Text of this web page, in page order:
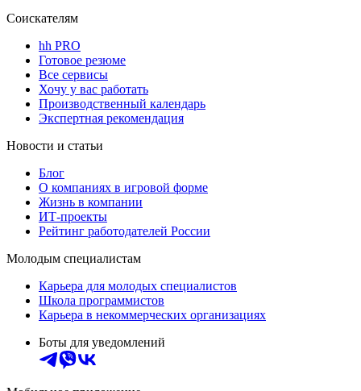
Соискателям
hh PRO
Готовое резюме
Все сервисы
Хочу у вас работать
Производственный календарь
Экспертная рекомендация
Новости и статьи
Блог
О компаниях в игровой форме
Жизнь в компании
ИТ-проекты
Рейтинг работодателей России
Молодым специалистам
Карьера для молодых специалистов
Школа программистов
Карьера в некоммерческих организациях
Боты для уведомлений